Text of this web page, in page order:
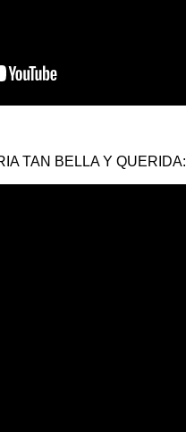
TAN BELLA Y QUERIDA: